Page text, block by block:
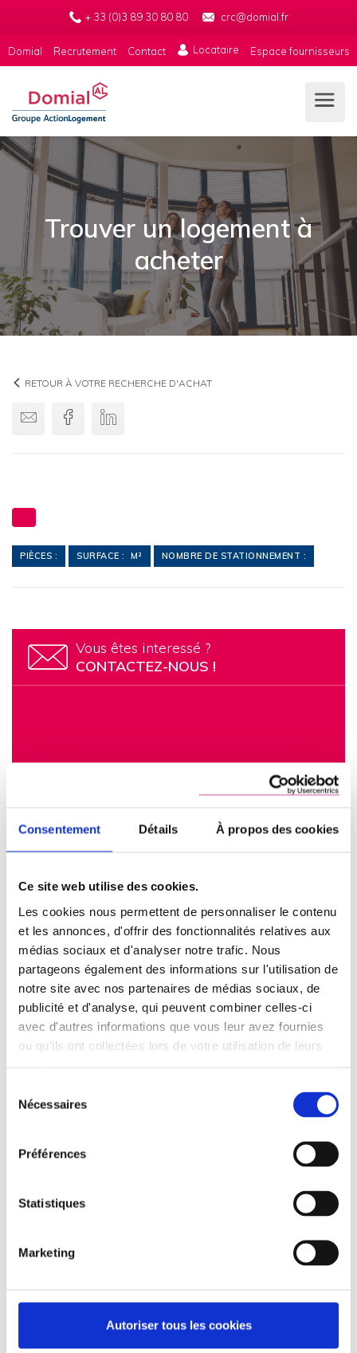
Consentement Détails À propos des cookies
Ce site web utilise des cookies.
Les cookies nous permettent de personnaliser le contenu
et les annonces, d'offrir des fonctionnalités relatives aux
médias sociaux et d'analyser notre trafic. Nous
partageons également des informations sur l'utilisation de
notre site avec nos partenaires de médias sociaux, de
publicité et d'analyse, qui peuvent combiner celles-ci
avec d'autres informations que vous leur avez fournies
ou qu'ils ont collectées lors de votre utilisation de leurs
Nécessaires
Préférences
Statistiques
Marketing
Autoriser tous les cookies
lacontenu
+ 33 (0)3 89 30 80 80 crc@domial.fr
Domial Recrutement Contact Locataire Espace fournisseurs
Trouver un logement à
acheter
RETOUR À VOTRE RECHERCHE D'ACHAT
Envoyer par email
FacebookLinkedin
PIÈCES : SURFACE : M² NOMBRE DE STATIONNEMENT :
Vous êtes interessé ?
CONTACTEZ-NOUS !